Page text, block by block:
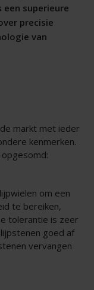
superieure
precisie
van
markt met ieder
kenmerken.
om een
te bereiken,
tolerantie is zeer
goed af
vervangen